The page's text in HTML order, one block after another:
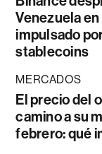
Venezuela
impulsado
stablecoins
MERCADOS
El precio del
camino a su
febrero: qué